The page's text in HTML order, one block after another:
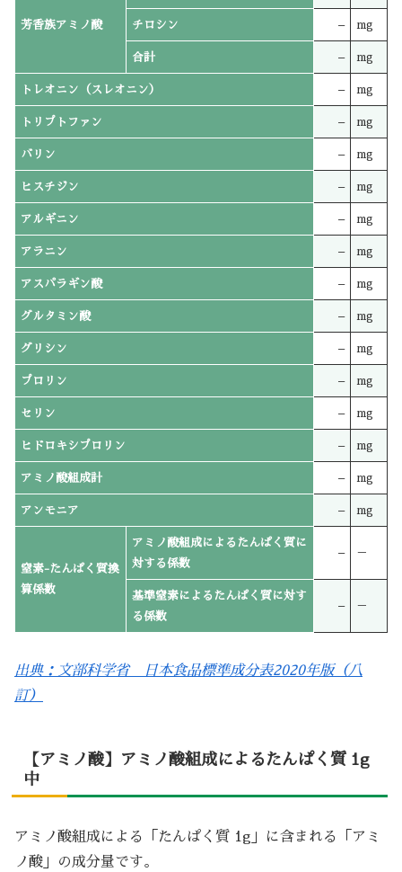
芳香族アミノ酸 チロシン – mg
合計 – mg
トレオニン（スレオニン） – mg
トリプトファン – mg
バリン – mg
ヒスチジン – mg
アルギニン – mg
アラニン – mg
アスパラギン酸 – mg
グルタミン酸 – mg
グリシン – mg
プロリン – mg
セリン – mg
ヒドロキシプロリン – mg
アミノ酸組成計 – mg
アンモニア – mg
窒素-たんぱく質換
算係数
アミノ酸組成によるたんぱく質に
対する係数
– －
基準窒素によるたんぱく質に対す
る係数
– －
出典：文部科学省 日本食品標準成分表2020年版（八
訂）
【アミノ酸】アミノ酸組成によるたんぱく質 1g
中
アミノ酸組成による「たんぱく質 1g」に含まれる「アミ
ノ酸」の成分量です。